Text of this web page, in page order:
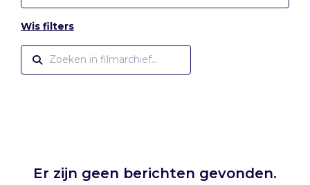
Wis filters
Er zijn geen berichten gevonden.